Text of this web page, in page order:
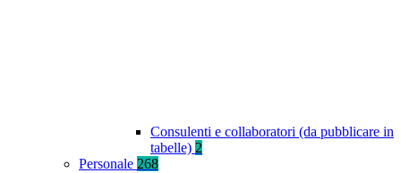
Consulenti e collaboratori (da pubblicare in
tabelle) 2
Personale 268